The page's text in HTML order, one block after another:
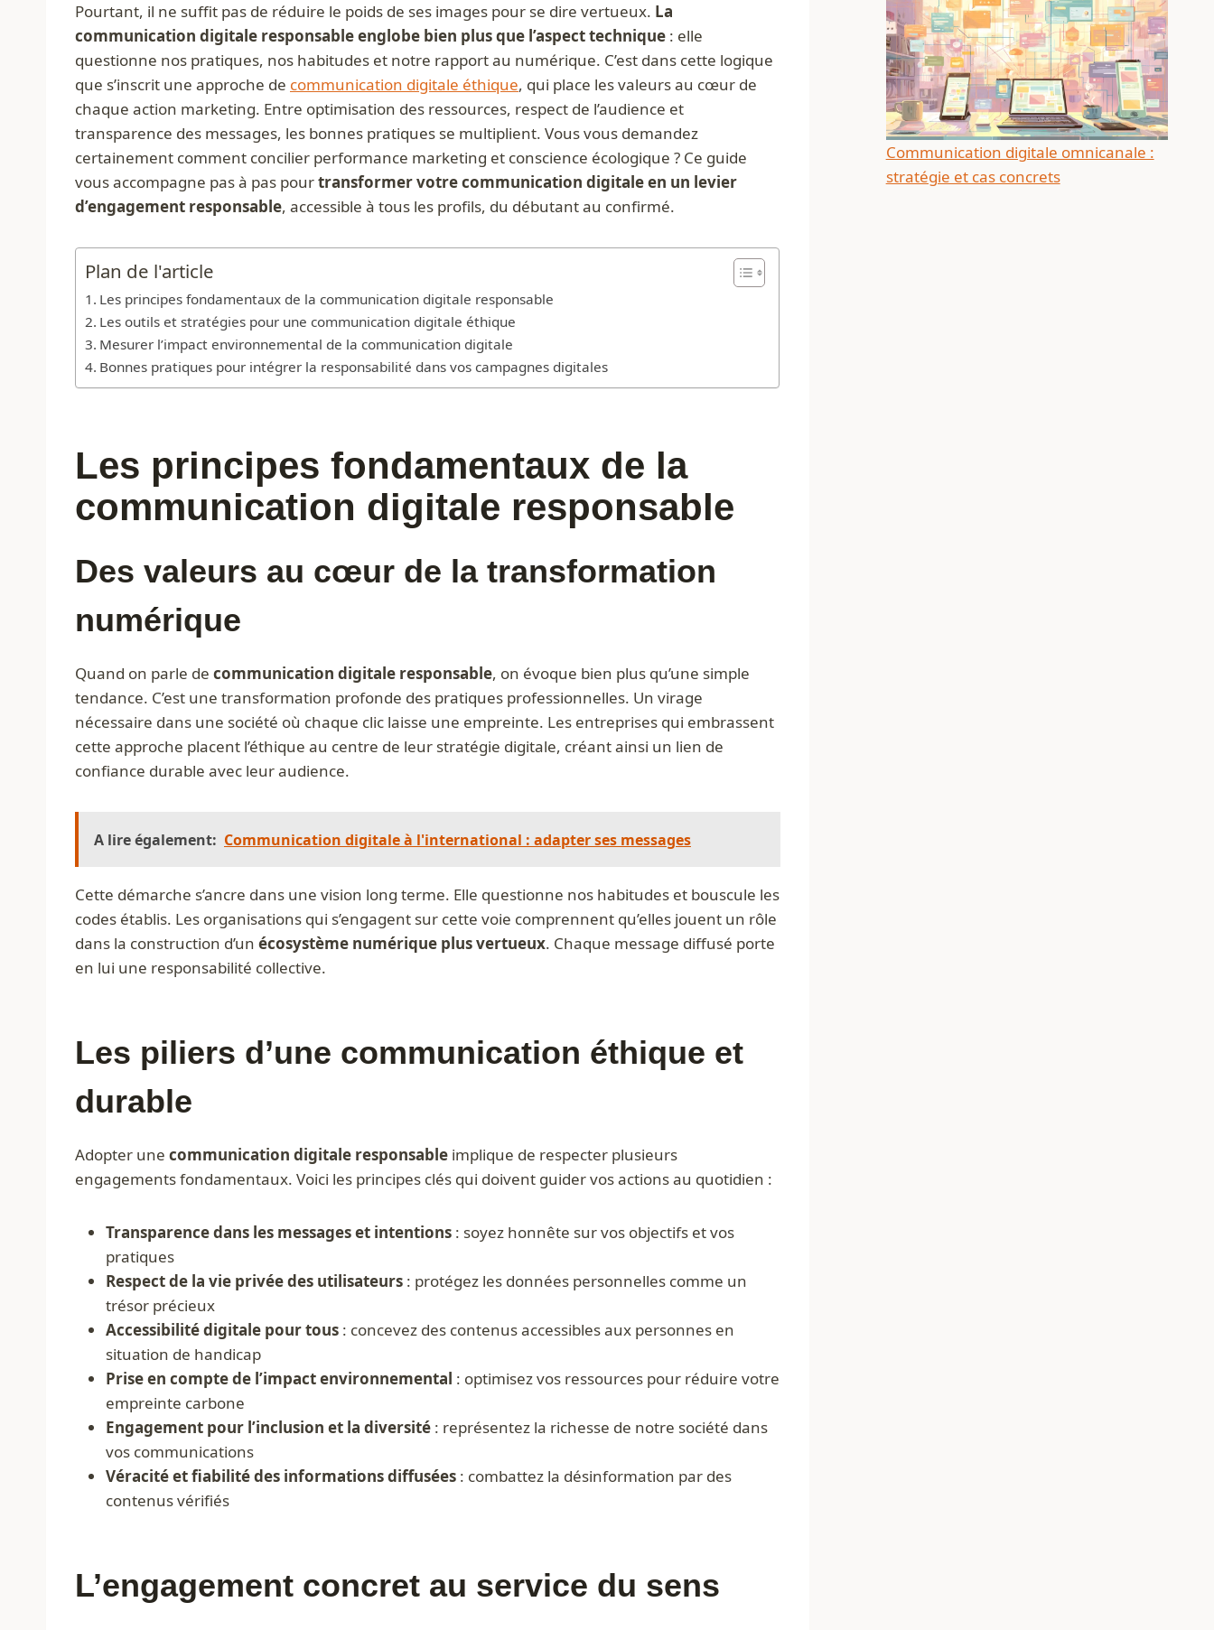
Pourtant, il ne suffit pas de réduire le poids de ses images pour se dire vertueux. La
communication digitale responsable englobe bien plus que l’aspect technique : elle
questionne nos pratiques, nos habitudes et notre rapport au numérique. C’est dans cette logique
que s’inscrit une approche de communication digitale éthique, qui place les valeurs au cœur de
chaque action marketing. Entre optimisation des ressources, respect de l’audience et
transparence des messages, les bonnes pratiques se multiplient. Vous vous demandez
certainement comment concilier performance marketing et conscience écologique ? Ce guide
vous accompagne pas à pas pourtransformer votre communication digitale en un levier
d’engagement responsable, accessible à tous les profils, du débutant au confirmé.
Plan de l'article
Les principes fondamentaux de la communication digitale responsable
Les outils et stratégies pour une communication digitale éthique
Mesurer l’impact environnemental de la communication digitale
Bonnes pratiques pour intégrer la responsabilité dans vos campagnes digitales
Les principes fondamentaux de la
communication digitale responsable
Des valeurs au cœur de la transformation
numérique
Quand on parle de communication digitale responsable, on évoque bien plus qu’une simple
tendance. C’est une transformation profonde des pratiques professionnelles. Un virage
nécessaire dans une société où chaque clic laisse une empreinte. Les entreprises qui embrassent
cette approche placent l’éthique au centre de leur stratégie digitale, créant ainsi un lien de
confiance durable avec leur audience.
A lire également: Communication digitale à l'international : adapter ses messages
Cette démarche s’ancre dans une vision long terme. Elle questionne nos habitudes et bouscule les
codes établis. Les organisations qui s’engagent sur cette voie comprennent qu’elles jouent un rôle
dans la construction d’un écosystème numérique plus vertueux. Chaque message diffusé porte
en lui une responsabilité collective.
Les piliers d’une communication éthique et
durable
Adopter une communication digitale responsable implique de respecter plusieurs
engagements fondamentaux. Voici les principes clés qui doivent guider vos actions au quotidien :
Transparence dans les messages et intentions : soyez honnête sur vos objectifs et vos
pratiques
Respect de la vie privée des utilisateurs : protégez les données personnelles comme un
trésor précieux
Accessibilité digitale pour tous : concevez des contenus accessibles aux personnes en
situation de handicap
Prise en compte de l’impact environnemental : optimisez vos ressources pour réduire votre
empreinte carbone
Engagement pour l’inclusion et la diversité : représentez la richesse de notre société dans
vos communications
Véracité et fiabilité des informations diffusées : combattez la désinformation par des
contenus vérifiés
L’engagement concret au service du sens
Communication digitale omnicanale :
stratégie et cas concrets